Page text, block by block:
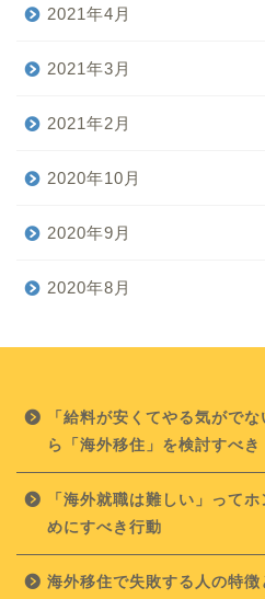
2021年4月
2021年3月
2021年2月
2020年10月
2020年9月
2020年8月
「給料が安くてやる気がで
ら「海外移住」を検討すべき
「海外就職は難しい」って
めにすべき行動
海外移住で失敗する人の特